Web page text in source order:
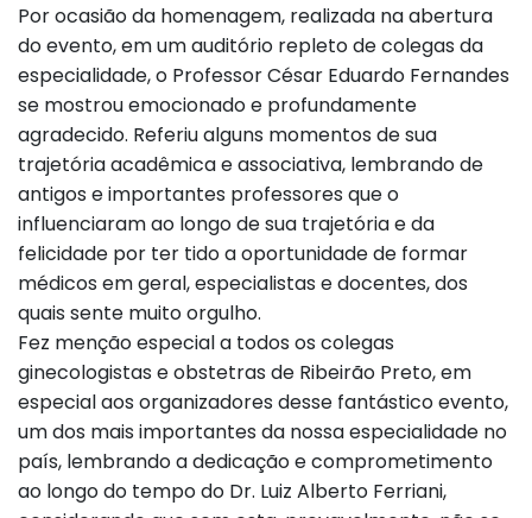
Por ocasião da homenagem, realizada na abertura
do evento, em um auditório repleto de colegas da
especialidade, o Professor César Eduardo Fernandes
se mostrou emocionado e profundamente
agradecido. Referiu alguns momentos de sua
trajetória acadêmica e associativa, lembrando de
antigos e importantes professores que o
influenciaram ao longo de sua trajetória e da
felicidade por ter tido a oportunidade de formar
médicos em geral, especialistas e docentes, dos
quais sente muito orgulho.
Fez menção especial a todos os colegas
ginecologistas e obstetras de Ribeirão Preto, em
especial aos organizadores desse fantástico evento,
um dos mais importantes da nossa especialidade no
país, lembrando a dedicação e comprometimento
ao longo do tempo do Dr. Luiz Alberto Ferriani,